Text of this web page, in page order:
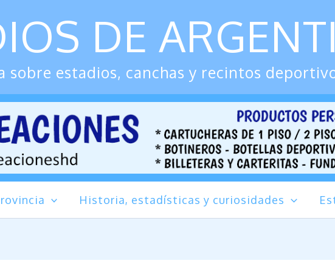
DE
sobre estadios, canchas y recintos
Historia, estadísticas y curiosidades